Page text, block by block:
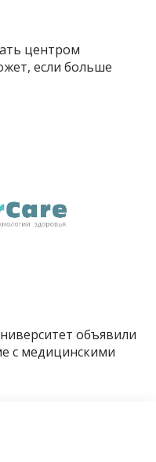
центром
если больше
объявили
с медицинскими